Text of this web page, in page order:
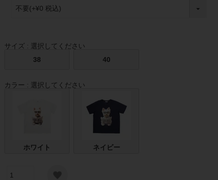
サイズ
選択してください
38
40
カラー 選択してください
ホワイト ネイビー